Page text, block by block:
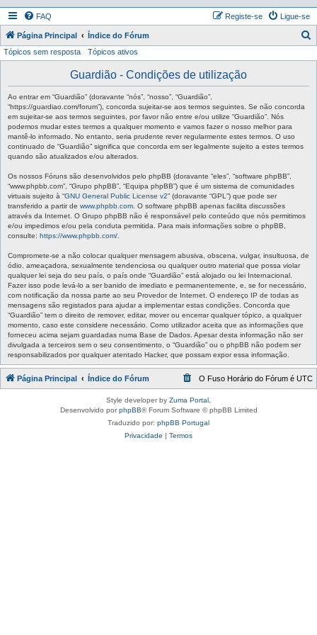
FAQ Ligue-se
Registe-se
Página Principal Índice do Fórum
Tópicos sem resposta Tópicos ativos
Guardião - Condições de utilização
Ao entrar em “Guardião” (doravante “nós”, “nosso”, “Guardião”,
“https://guardiao.com/forum”), concorda sujeitar-se aos termos seguintes. Se não concorda
em sujeitar-se aos termos seguintes, por favor não entre e/ou utilize “Guardião”. Nós
podemos mudar estes termos a qualquer momento e vamos fazer o nosso melhor para
mantê-lo informado. No entanto, seria prudente rever regularmente estes termos. O uso
continuado de “Guardião” significa que concorda em ser legalmente sujeito a estes termos
quando são atualizados e/ou alterados.
Os nossos Fóruns são desenvolvidos pelo phpBB (doravante “eles”, “software phpBB”,
“www.phpbb.com”, “Grupo phpBB”, “Equipa phpBB”) que é um sistema de comunidades
virtuais sujeito à “GNU General Public License v2” (doravante “GPL”) que pode ser
transferido a partir de www.phpbb.com . O software phpBB apenas facilita discussões
através da Internet. O Grupo phpBB não é responsável pelo conteúdo que nós permitimos
e/ou impedimos e/ou pela conduta permitida. Para mais informações sobre o phpBB,
consulte: https://www.phpbb.com/
Compromete-se a não colocar qualquer mensagem abusiva, obscena, vulgar, insultuosa, de
ódio, ameaçadora, sexualmente tendenciosa ou qualquer outro material que possa violar
qualquer lei seja do seu país, o país onde “Guardião” está alojado ou lei Internacional.
Fazer isso pode levá-lo a ser banido de imediato e permanentemente, e, se for necessário,
com notificação da nossa parte ao seu Provedor de Internet. O endereço IP de todas as
mensagens são registados para ajudar a implementar estas condições. Concorda que
“Guardião” tem o direito de remover, editar, mover ou encerrar qualquer tópico, a qualquer
momento, caso este considere necessário. Como utilizador aceita que as informações que
forneceu acima sejam guardadas numa Base de Dados. Apesar desta informação não ser
divulgada a terceiros sem o seu consentimento, o “Guardião” ou o phpBB não podem ser
responsabilizados por qualquer atentado Hacker, que possam expor essa informação.
Página Principal Índice do Fórum O Fuso Horário do Fórum é UTC
Style developer by Zuma Portal
Desenvolvido porphpBB® Forum Software © phpBB Limited
Traduzido por: phpBB Portugal
Privacidade | Termos